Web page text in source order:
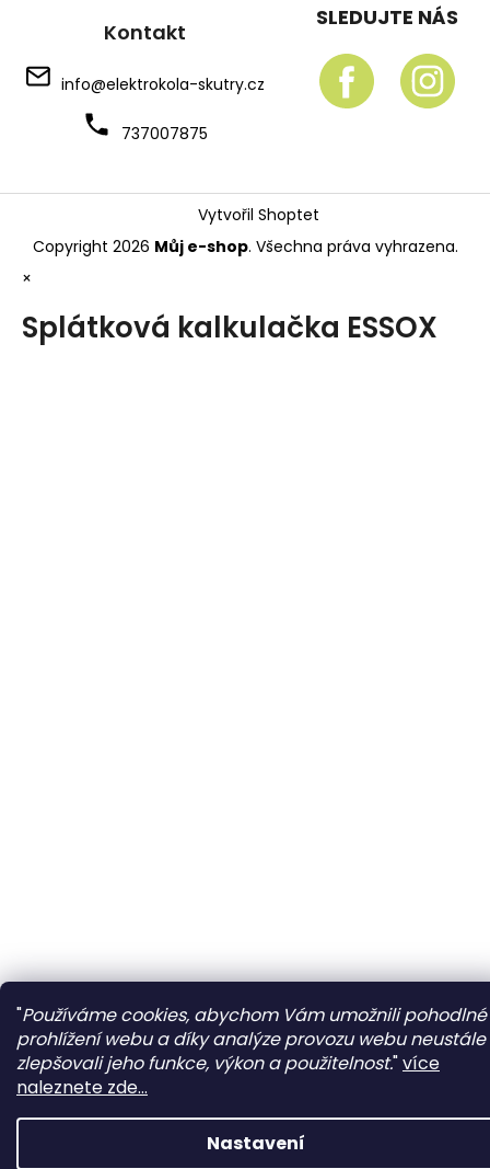
"Používáme cookies, abychom Vám umožnili pohodlné
prohlížení webu a díky analýze provozu webu neustále
zlepšovali jeho funkce, výkon a použitelnost."více
naleznete zde...
Nastavení
Kontakt
info@elektrokola-skutry.cz
737007875
SLEDUJTE NÁS
Vytvořil Shoptet
Copyright 2026 Můj e-shop. Všechna práva vyhrazena.
×
Splátková kalkulačka ESSOX